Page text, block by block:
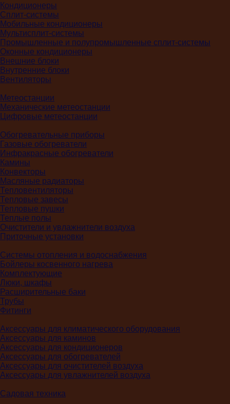
Кондиционеры
Сплит-системы
Мобильные кондиционеры
Мультисплит-системы
Промышленные и полупромышленные сплит-системы
Оконные кондиционеры
Внешние блоки
Внутренние блоки
Вентиляторы
Метеостанции
Механические метеостанции
Цифровые метеостанции
Обогревательные приборы
Газовые обогреватели
Инфракрасные обогреватели
Камины
Конвекторы
Масляные радиаторы
Тепловентиляторы
Тепловые завесы
Тепловые пушки
Теплые полы
Очистители и увлажнители воздуха
Приточные установки
Системы отопления и водоснабжения
Бойлеры косвенного нагрева
Комплектующие
Люки, шкафы
Расширительные баки
Трубы
Фитинги
Аксессуары для климатического оборудования
Аксессуары для каминов
Аксессуары для кондиционеров
Аксессуары для обогревателей
Аксессуары для очистителей воздуха
Аксессуары для увлажнителей воздуха
Садовая техника